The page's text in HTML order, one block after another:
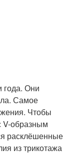
года. Они
Самое
Чтобы
V-образным
расклёшенные
из трикотажа